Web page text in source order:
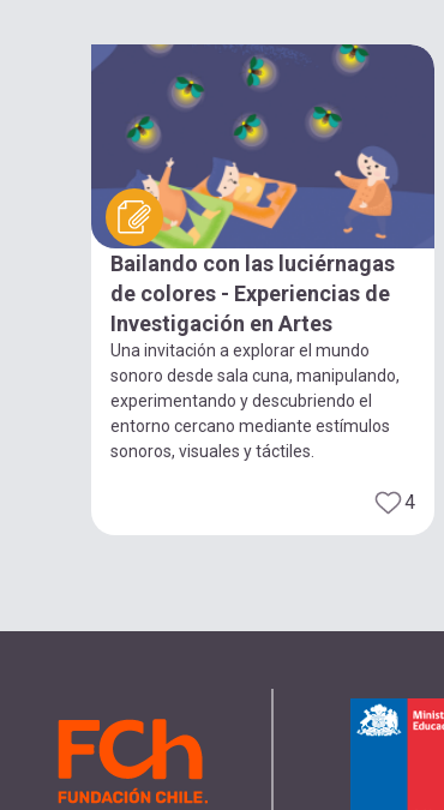
Bailando con las luciérnagas
de colores - Experiencias de
Investigación en Artes
Una invitación a explorar el mundo
sonoro desde sala cuna, manipulando,
experimentando y descubriendo el
entorno cercano mediante estímulos
sonoros, visuales y táctiles.
4